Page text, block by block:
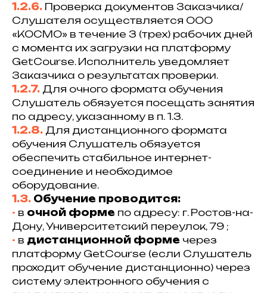
1.2.6. Проверка документов Заказчика/
Слушателя осуществляется ООО
«КОСМО» в течение 3 (трех) рабочих дней
с момента их загрузки на платформу
GetCourse. Исполнитель уведомляет
Заказчика о результатах проверки.
1.2.7. Для очного формата обучения
Слушатель обязуется посещать занятия
по адресу, указанному в п. 1.3.
1.2.8. Для дистанционного формата
обучения Слушатель обязуется
обеспечить стабильное интернет-
соединение и необходимое
оборудование.
1.3. Обучение проводится:
•⁠ в очной форме по адресу: г. Ростов-на-
Дону, Университетский переулок, 79 ;
•⁠ ⁠в дистанционной форме через
платформу GetCourse (если Слушатель
проходит обучение дистанционно) через
систему электронного обучения с